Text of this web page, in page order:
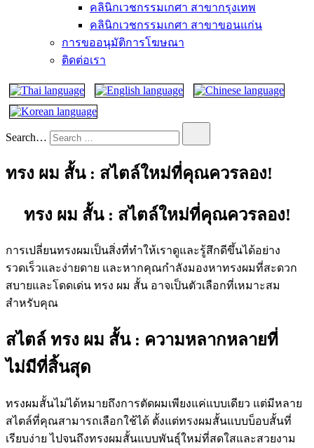
คลินิกเวชกรรมเกศา สาขากรุงเทพ
คลินิกเวชกรรมเกศา สาขาขอนแก่น
การขออนุมัติการโฆษณา
ติดต่อเรา
Search…
ทรง ผม สั้น : สไตล์ใหม่ที่คุณควรลอง!
ทรง ผม สั้น : สไตล์ใหม่ที่คุณควรลอง!
การเปลี่ยนทรงผมเป็นสิ่งที่ทำให้เราดูและรู้สึกดีขึ้นได้อย่าง
รวดเร็วและง่ายดาย และหากคุณกำลังมองหาทรงผมที่สะดวก
สบายและโดดเด่น ทรง ผม สั้น อาจเป็นตัวเลือกที่เหมาะสม
สำหรับคุณ
สไตล์ ทรง ผม สั้น : ความหลากหลายที่
ไม่มีที่สิ้นสุด
ทรงผมสั้นไม่ได้หมายถึงการตัดผมเพียงแค่แบบเดียว แต่มีหลาย
สไตล์ที่คุณสามารถเลือกใช้ได้ ตั้งแต่ทรงผมสั้นแบบบ็อบสั้นที่
เรียบง่าย ไปจนถึงทรงผมสั้นแบบพันธุ์ใหม่ที่สดใสและสวยงาม